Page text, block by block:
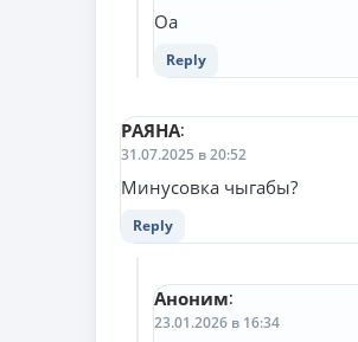
Оа
Reply
РАЯНА:
31.07.2025 в 20:52
Минусовка чыгабы?
Reply
Аноним:
23.01.2026 в 16:34